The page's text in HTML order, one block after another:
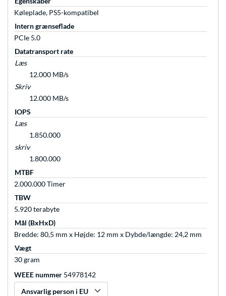
Køleplade, PS5-kompatibel
Intern grænseflade
PCIe 5.0
Datatransport rate
Læs
12.000 MB/s
Skriv
12.000 MB/s
IOPS
Læs
1.850.000
skriv
1.800.000
MTBF
2.000.000 Timer
TBW
5.920 terabyte
Mål (BxHxD)
Bredde: 80,5 mm x Højde: 12 mm x Dybde/længde: 24,2 mm
Vægt
30 gram
WEEE nummer 54978142
Ansvarlig person i EU